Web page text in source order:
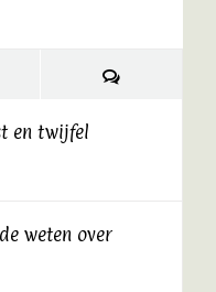
Reacties
en twijfel
weten over